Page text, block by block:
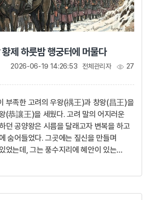
황제 하룻밤 행궁터에 머물다
전체관리자 27
부족한 고려의 우왕(禑王)과 창왕(昌王)을
(恭讓王)을 세웠다. 고려 말의 어지러운
던 공양왕은 시름을 달래고자 변복을 하고
숨어들었다. 그곳에는 짚신을 만들며
었는데, 그는 풍수지리에 혜안이 있는
이라며 왕을 알아보고 절했다.산 속의
2026-06-19 14:26:53